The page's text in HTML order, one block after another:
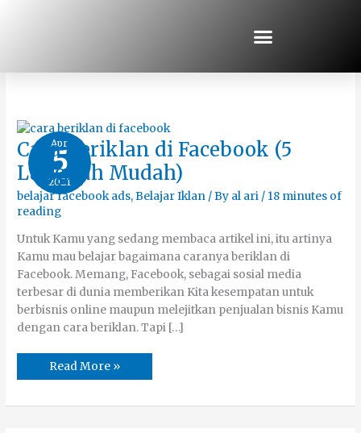
Apr
5
2021
Cara Beriklan di Facebook (5
Langkah Mudah)
belajar facebook ads,Belajar Iklan / By al ari / 18 minutes of
reading
Untuk Kamu yang sedang membaca artikel ini, itu artinya
Kamu mau belajar bagaimana caranya beriklan di
Facebook. Memang, Facebook, sebagai sosial media
terbesar di dunia memberikan Kita kesempatan untuk
berbisnis online maupun melejitkan penjualan bisnis Kamu
dengan cara beriklan. Tapi […]
Cara
Beriklan
di
Facebook
(5
Langkah
Read More »